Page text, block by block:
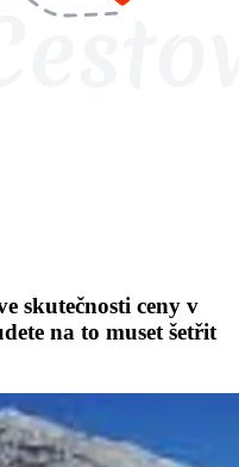
skutečnosti ceny v
na to muset šetřit